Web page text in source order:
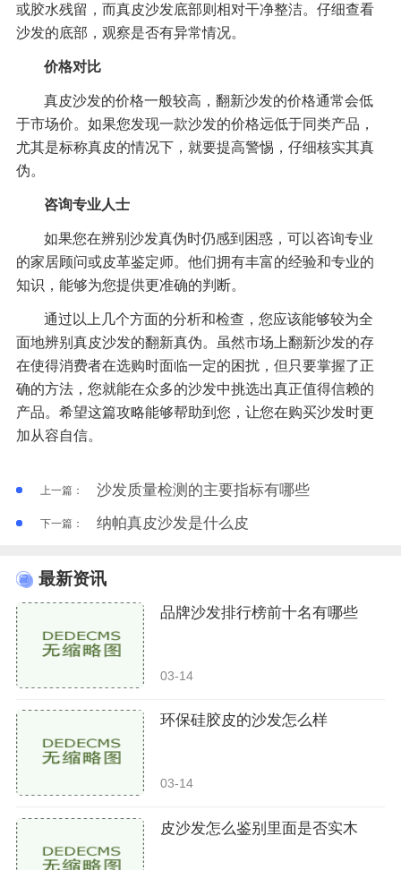
或胶水残留，而真皮沙发底部则相对干净整洁。仔细查看
沙发的底部，观察是否有异常情况。
价格对比
真皮沙发的价格一般较高，翻新沙发的价格通常会低
于市场价。如果您发现一款沙发的价格远低于同类产品，
尤其是标称真皮的情况下，就要提高警惕，仔细核实其真
伪。
咨询专业人士
如果您在辨别沙发真伪时仍感到困惑，可以咨询专业
的家居顾问或皮革鉴定师。他们拥有丰富的经验和专业的
知识，能够为您提供更准确的判断。
通过以上几个方面的分析和检查，您应该能够较为全
面地辨别真皮沙发的翻新真伪。虽然市场上翻新沙发的存
在使得消费者在选购时面临一定的困扰，但只要掌握了正
确的方法，您就能在众多的沙发中挑选出真正值得信赖的
产品。希望这篇攻略能够帮助到您，让您在购买沙发时更
加从容自信。
上一篇： 沙发质量检测的主要指标有哪些
下一篇： 纳帕真皮沙发是什么皮
最新资讯
品牌沙发排行榜前十名有哪些
03-14
环保硅胶皮的沙发怎么样
03-14
皮沙发怎么鉴别里面是否实木